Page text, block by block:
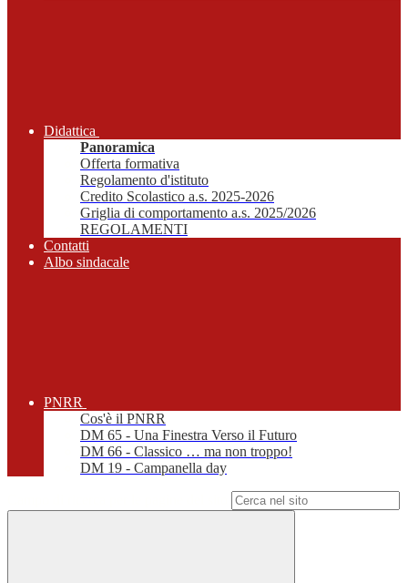
Didattica
Panoramica
Offerta formativa
Regolamento d'istituto
Credito Scolastico a.s. 2025-2026
Griglia di comportamento a.s. 2025/2026
REGOLAMENTI
Contatti
Albo sindacale
PNRR
Cos'è il PNRR
DM 65 - Una Finestra Verso il Futuro
DM 66 - Classico … ma non troppo!
DM 19 - Campanella day